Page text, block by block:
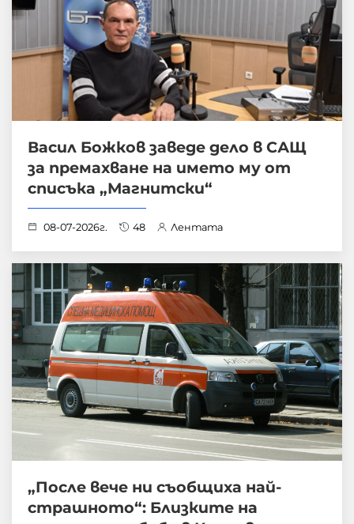
Васил Божков заведе дело в САЩ
за премахване на името му от
списъка „Магнитски“
08-07-2026г. 48 Лентата
„После вече ни съобщиха най-
страшното“: Близките на